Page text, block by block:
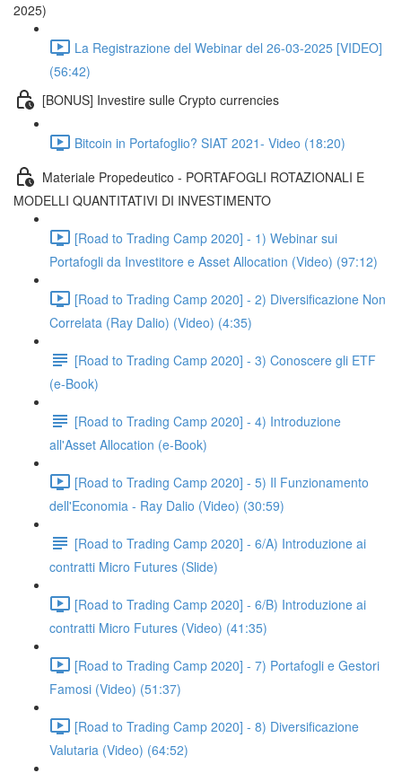
2025)
La Registrazione del Webinar del 26-03-2025 [VIDEO]
(56:42)
[BONUS] Investire sulle Crypto currencies
Bitcoin in Portafoglio? SIAT 2021- Video (18:20)
Materiale Propedeutico - PORTAFOGLI ROTAZIONALI E
MODELLI QUANTITATIVI DI INVESTIMENTO
[Road to Trading Camp 2020] - 1) Webinar sui
Portafogli da Investitore e Asset Allocation (Video) (97:12)
[Road to Trading Camp 2020] - 2) Diversificazione Non
Correlata (Ray Dalio) (Video) (4:35)
[Road to Trading Camp 2020] - 3) Conoscere gli ETF
(e-Book)
[Road to Trading Camp 2020] - 4) Introduzione
all'Asset Allocation (e-Book)
[Road to Trading Camp 2020] - 5) Il Funzionamento
dell'Economia - Ray Dalio (Video) (30:59)
[Road to Trading Camp 2020] - 6/A) Introduzione ai
contratti Micro Futures (Slide)
[Road to Trading Camp 2020] - 6/B) Introduzione ai
contratti Micro Futures (Video) (41:35)
[Road to Trading Camp 2020] - 7) Portafogli e Gestori
Famosi (Video) (51:37)
[Road to Trading Camp 2020] - 8) Diversificazione
Valutaria (Video) (64:52)